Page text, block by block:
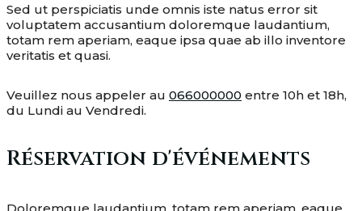
Sed ut perspiciatis unde omnis iste natus error sit
voluptatem accusantium doloremque laudantium,
totam rem aperiam, eaque ipsa quae ab illo inventore
veritatis et quasi.
Veuillez nous appeler au 066000000 entre 10h et 18h,
du Lundi au Vendredi.
Réservation d'événements